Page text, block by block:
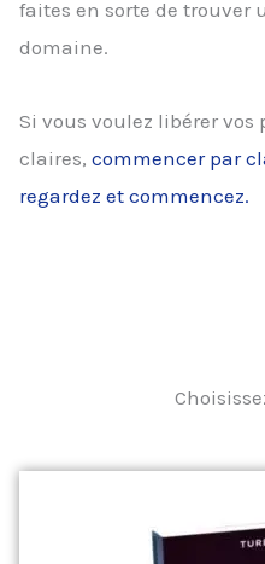
faites en sorte de trouver
domaine.
Si vous voulez libérer vos
claires, commencer par
regardez et commencez.